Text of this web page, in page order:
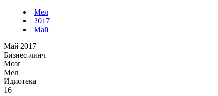
Мел
2017
Май
Май 2017
Бизнес-линч
Мозг
Мел
Идиотека
16